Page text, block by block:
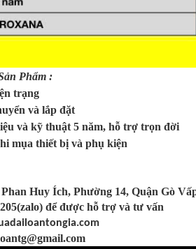
Phẩm :
trạng
và lắp đặt
và kỹ thuật 5 năm, hỗ trợ trọn đời
mụa thiết bị và phụ kiện
Huy Ích, Phường 14, Quận Gò
để được hỗ trợ và tư vấn